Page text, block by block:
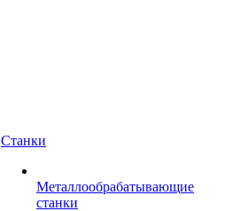
Станки
Металлообрабатывающие
станки